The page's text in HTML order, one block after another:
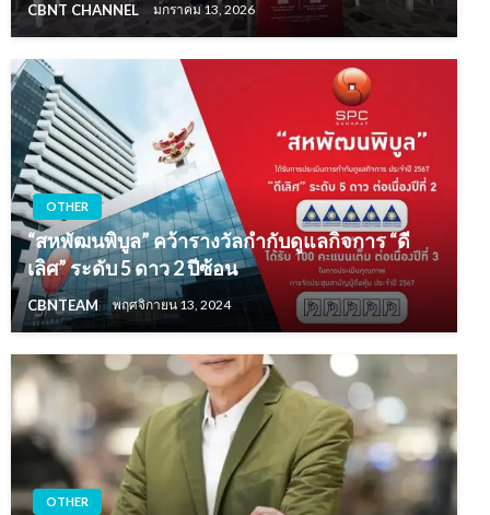
CBNT CHANNEL มกราคม 13, 2026
OTHER
“สหพัฒนพิบูล” คว้ารางวัลกำกับดูแลกิจการ “ดี
เลิศ” ระดับ 5 ดาว 2 ปีซ้อน
CBNTEAM พฤศจิกายน 13, 2024
OTHER